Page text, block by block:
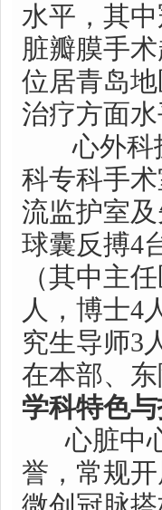
水平，其
脏瓣膜手
位居青岛
治疗方面
心外科技
科专科手
流监护室
球囊反搏4
（其中主
人，博士4
究生导师3
在本部、东
学科特色
心脏中心
誉，常规